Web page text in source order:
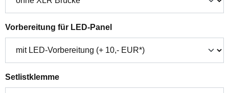
Vorbereitung für LED-Panelauswählen
Setlistklemmeauswählen